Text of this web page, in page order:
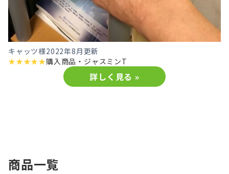
キャッツ様2022年8月更新
★★★★★購入商品・ ジャスミンT
詳しく見る »
商品一覧